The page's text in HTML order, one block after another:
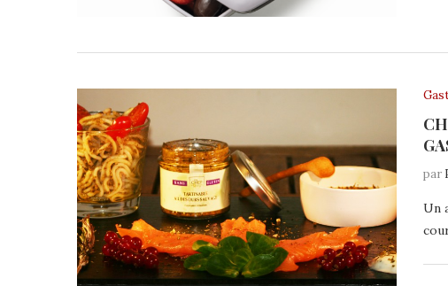
par
Un